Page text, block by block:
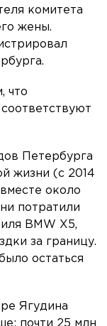
комитета
жены.
что
Петербурга
жизни (с 2014
около
потратили
BMW X5,
за границу.
остаться
Ягудина
почти 25 млн